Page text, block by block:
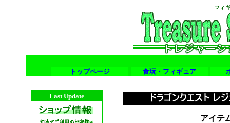
トップページ 食玩・フィギュア
Last Update
アイテ